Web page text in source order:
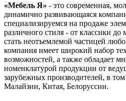
«Мебель Я» - это современная,
динамично развивающаяся
специализируемся на продаже
различного стиля - от классики до
стать неотъемлемой частицей
компания имеет широкий набор
возможностей, а также обладает
номенклатурой продукции от
зарубежных производителей, в
Малайзии, Китая, Белоруссии.